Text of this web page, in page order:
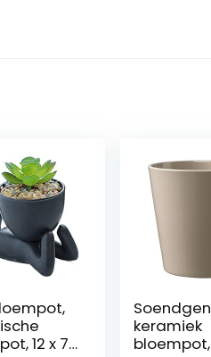
12 x 7
Soendgen
keramiek
bloempot,